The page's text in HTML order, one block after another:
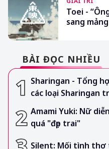
Toei -
sang
BÀI ĐỌC NHIỀU
Sharingan - Tổng
các loại Sharingan
Amami Yuki: Nữ
quá "đẹp trai"
Silent: Mối tình